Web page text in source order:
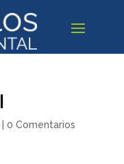
0 Comentarios